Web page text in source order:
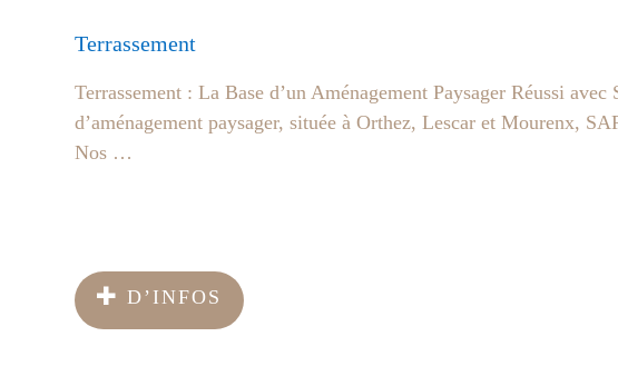
Terrassement
Terrassement : La Base d’un Aménagement Paysager Réussi
d’aménagement paysager, située à Orthez, Lescar et Mourenx,
Nos …
D’INFOS